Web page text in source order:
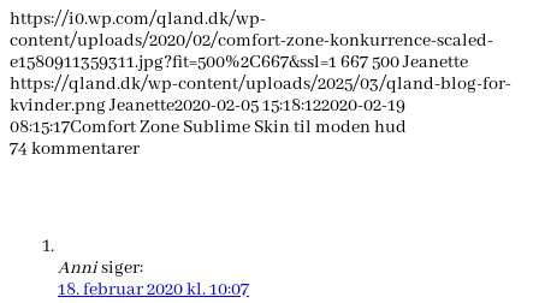
https://i0.wp.com/qland.dk/wp-
content/uploads/2020/02/comfort-zone-konkurrence-scaled-
e1580911359311.jpg?fit=500%2C667&ssl=1 667500Jeanette
https://qland.dk/wp-content/uploads/2025/03/qland-blog-for-
kvinder.pngJeanette2020-02-05 15:18:122020-02-19
08:15:17Comfort Zone Sublime Skin til moden hud
74 kommentarer
Annisiger:
18. februar 2020 kl. 10:07